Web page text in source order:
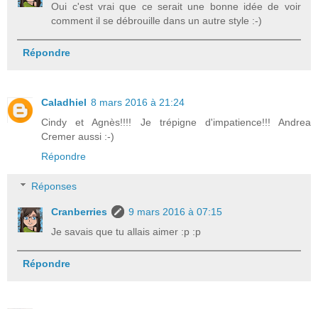
Oui c'est vrai que ce serait une bonne idée de voir
comment il se débrouille dans un autre style :-)
Répondre
Caladhiel 8 mars 2016 à 21:24
Cindy et Agnès!!!! Je trépigne d'impatience!!! Andrea
Cremer aussi :-)
Répondre
Réponses
Cranberries
9 mars 2016 à 07:15
Je savais que tu allais aimer :p :p
Répondre